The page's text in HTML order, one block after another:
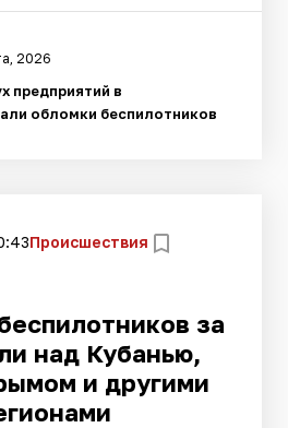
2026
предприятий в
обломки беспилотников
Происшествия
за
над Кубанью,
и другими